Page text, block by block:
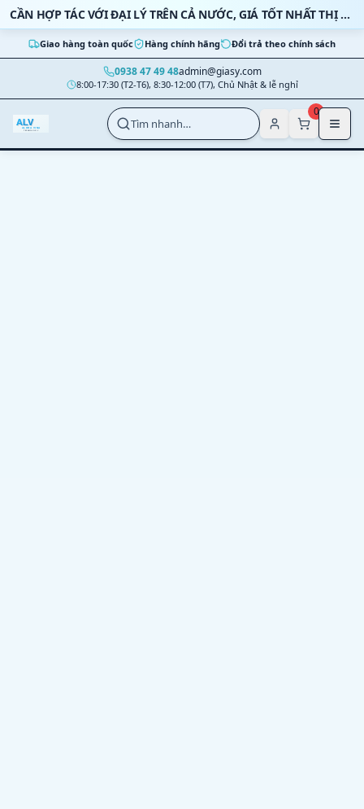
Bỏ qua nội dung CẦN HỢP TÁC VỚI ĐẠI LÝ TRÊN CẢ NƯỚC, GIÁ TỐT NHẤT THỊ TRƯỜNG
Giao hàng toàn quốc Hàng chính hãng Đổi trả theo chính sách
0938 47 49 48admin@giasy.com
8:00-17:30 (T2-T6), 8:30-12:00 (T7), Chủ Nhật & lễ nghỉ
Nhảy tới nội dung chính
Tìm nhanh…
0